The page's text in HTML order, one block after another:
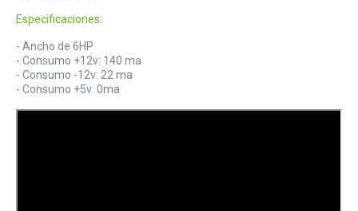
Especificaciones:
- Ancho de 6HP
- Consumo +12v: 140 ma
- Consumo -12v: 22 ma
- Consumo +5v: 0ma